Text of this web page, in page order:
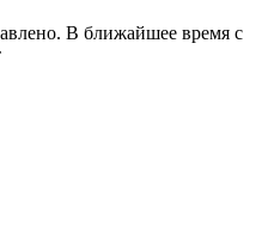
В ближайшее время с